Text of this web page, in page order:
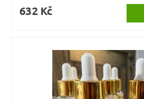
632 Kč